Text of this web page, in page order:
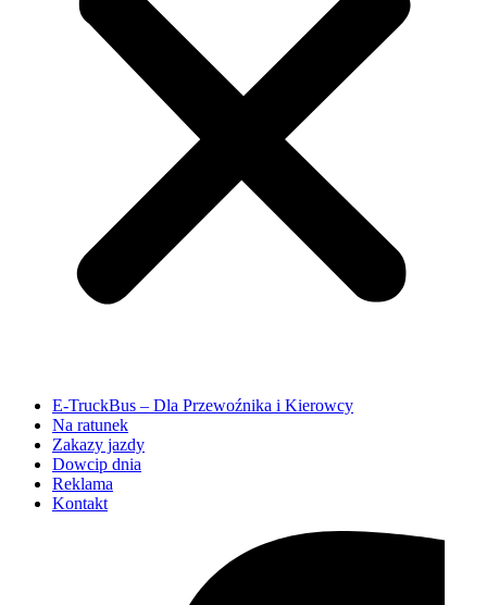
E-TruckBus – Dla Przewoźnika i Kierowcy
Na ratunek
Zakazy jazdy
Dowcip dnia
Reklama
Kontakt